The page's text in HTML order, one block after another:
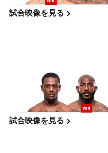
試合映像を見る
WIN
試合映像を見る